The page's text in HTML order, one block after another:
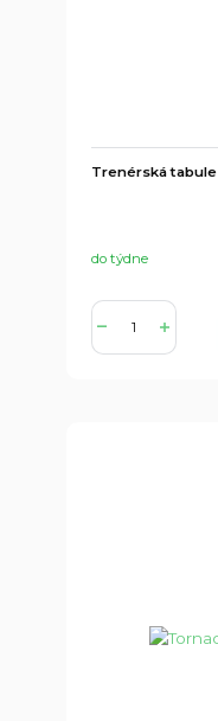
Trenérská
do týdne